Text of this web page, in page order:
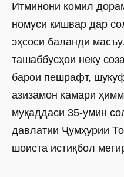
Итминони комил
номуси кишвар дар
эҳсоси баланди
ташаббусҳои неку
барои пешрафт,
азизамон камари
муқаддаси 35-умин
давлатии Ҷумҳурии
шоиста истиқбол